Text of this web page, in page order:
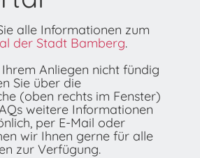
alle Informationen zum
der Stadt Bamberg.
Anliegen nicht fündig
Sie über die
(oben rechts im Fenster)
weitere Informationen
per E-Mail oder
wir Ihnen gerne für alle
zur Verfügung.